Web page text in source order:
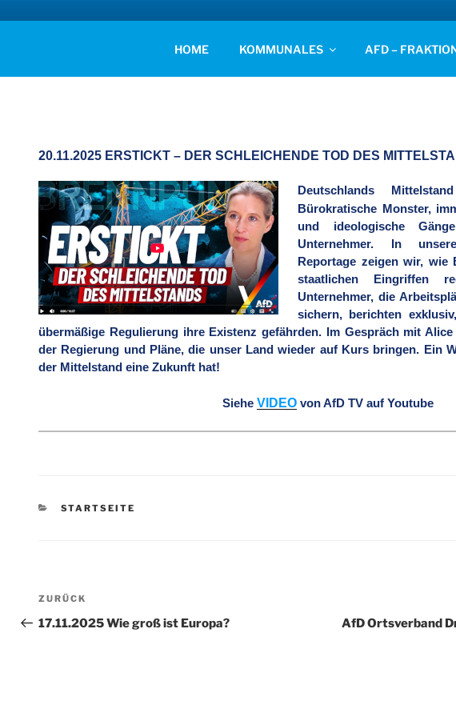
AFD KREISVERBAND
Unsere Politik für Deutschland!
HOME KOMMUNALES AFD –
20.11.2025 ERSTICKT – DER SCHLEICHENDE TOD DES
Deutschlands
Bürokratische Monster,
und ideologische
Unternehmer. In
Reportage zeigen wir, wie
staatlichen Eingriffen
Unternehmer, die
sichern, berichten
übermäßige Regulierung ihre Existenz gefährden. Im Gespräch mit
der Regierung und Pläne, die unser Land wieder auf Kurs bringen. Ein
der Mittelstand eine Zukunft hat!
Siehe VIDEOvon AfD TV auf Youtube
KATEGORIEN
STARTSEITE
Beitragsnavigation
Vorheriger
Beitrag
ZURÜCK
17.11.2025 Wie groß ist Europa? AfD Ortsverband